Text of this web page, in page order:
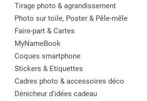
Tirage photo & agrandissement
Photo sur toile, Poster & Pêle-mêle
Faire-part & Cartes
MyNameBook
Coques smartphone
Stickers & Etiquettes
Cadres photo & accessoires déco
Dénicheur d'idées cadeau